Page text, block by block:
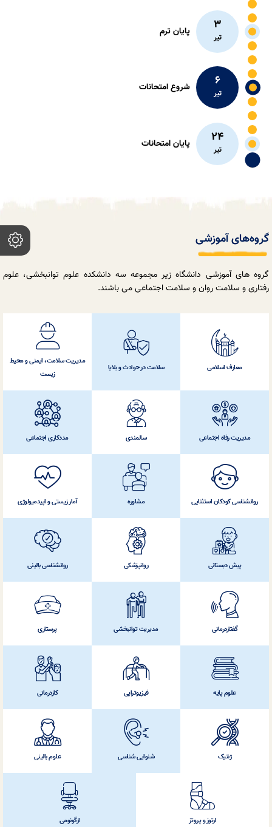
3
تیر پایان ترم
6
تیر شروع امتحانات
24
تیر پايان امتحانات
گروه‌های آموزشی
گروه های آموزشی دانشگاه زیر مجموعه سه دانشکده علوم توانبخشی، علوم‌
رفتاری و سلامت‌ روان و سلامت‌ اجتماعی می باشند.
مدیریت سلامت، ایمنی و محیط
زیست
سلامت در حوادث و بلایا معارف اسلامی
مددکاری اجتماعی سالمندی مدیریت رفاه اجتماعی
آمار زیستی و اپیدمیولوژی مشاوره روانشناسی کودکان استثنایی
روانشناسی بالینی روانپزشکی پیش دبستانی
پرستاری مدیریت توانبخشی گفتاردرمانی
کاردرمانی فیزیوتراپی علوم پایه
علوم بالینی شنوایی شناسی ژنتیک
ارگونومی ارتوز و پروتز